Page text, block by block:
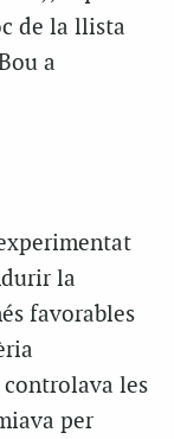
de la llista
a
la
favorables
les
per